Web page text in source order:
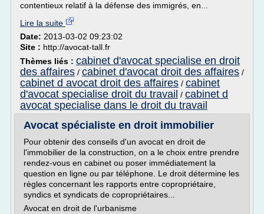
contentieux relatif à la défense des immigrés, en...
Lire la suite
Date: 2013-03-02 09:23:02
Site : http://avocat-tall.fr
Thèmes liés : cabinet d'avocat specialise en droit
des affaires / cabinet d'avocat droit des affaires /
cabinet d avocat droit des affaires / cabinet
d'avocat specialise droit du travail / cabinet d
avocat specialise dans le droit du travail
Avocat spécialiste en droit immobilier
Pour obtenir des conseils d'un avocat en droit de
l'immobilier de la construction, on a le choix entre prendre
rendez-vous en cabinet ou poser immédiatement la
question en ligne ou par téléphone. Le droit détermine les
règles concernant les rapports entre copropriétaire,
syndics et syndicats de copropriétaires...
Avocat en droit de l'urbanisme